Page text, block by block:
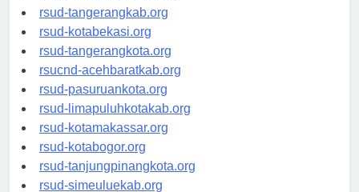
universitasindonesia.org
rsud-tangerangkab.org
rsud-kotabekasi.org
rsud-tangerangkota.org
rsucnd-acehbaratkab.org
rsud-pasuruankota.org
rsud-limapuluhkotakab.org
rsud-kotamakassar.org
rsud-kotabogor.org
rsud-tanjungpinangkota.org